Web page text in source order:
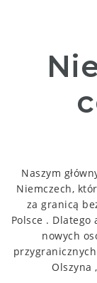
Naszym
Niemczech,
za granicą
Polsce . Dlatego
nowych
Olszyna